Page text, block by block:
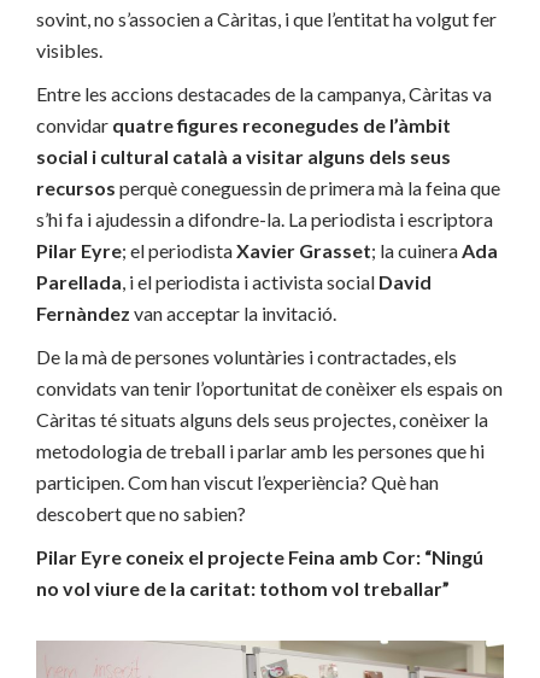
sovint, no s’associen a Càritas, i que l’entitat ha volgut fer
visibles.
Entre les accions destacades de la campanya, Càritas va
convidar quatre figures reconegudes de l’àmbit
social i cultural català a visitar alguns dels seus
recursos perquè coneguessin de primera mà la feina que
s’hi fa i ajudessin a difondre-la. La periodista i escriptora
Pilar Eyre; el periodistaXavier Grasset; la cuineraAda
Parellada, i el periodista i activista social David
Fernàndez van acceptar la invitació.
De la mà de persones voluntàries i contractades, els
convidats van tenir l’oportunitat de conèixer els espais on
Càritas té situats alguns dels seus projectes, conèixer la
metodologia de treball i parlar amb les persones que hi
participen. Com han viscut l’experiència? Què han
descobert que no sabien?
Pilar Eyre coneix el projecte Feina amb Cor: “Ningú
no vol viure de la caritat: tothom vol treballar”